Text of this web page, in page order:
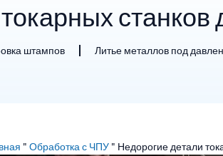
штампов Литье металлов под
"Обработка с ЧПУ " Недорогие детали